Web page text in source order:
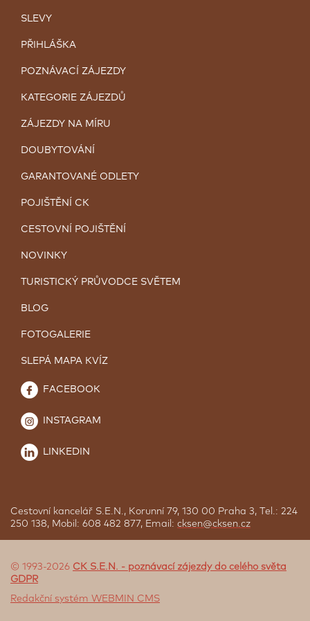
SLEVY
PŘIHLÁŠKA
POZNÁVACÍ ZÁJEZDY
KATEGORIE ZÁJEZDŮ
ZÁJEZDY NA MÍRU
DOUBYTOVÁNÍ
GARANTOVANÉ ODLETY
POJIŠTĚNÍ CK
CESTOVNÍ POJIŠTĚNÍ
NOVINKY
TURISTICKÝ PRŮVODCE SVĚTEM
BLOG
FOTOGALERIE
SLEPÁ MAPA KVÍZ
FACEBOOK
INSTAGRAM
LINKEDIN
Cestovní kancelář S.E.N., Korunní 79, 130 00 Praha 3, Tel.: 224
250 138, Mobil: 608 482 877, Email: cksen@cksen.cz
© 1993-2026 CK S.E.N. - poznávací zájezdy do celého světa
GDPR
Redakční systém WEBMIN CMS